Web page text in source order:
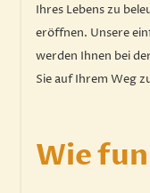
Ihres Lebens zu
eröffnen. Unsere
werden Ihnen bei
Sie auf Ihrem Weg
Wie